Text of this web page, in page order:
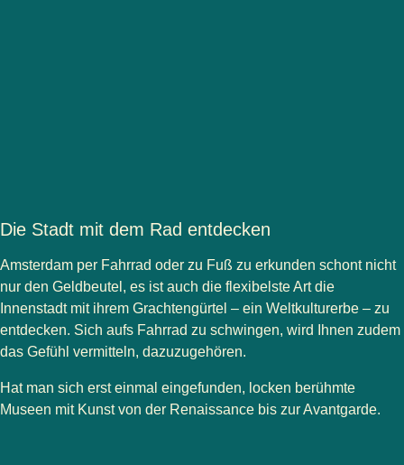
Die Stadt mit dem Rad entdecken
Amsterdam per Fahrrad oder zu Fuß zu erkunden schont nicht
nur den Geldbeutel, es ist auch die flexibelste Art die
Innenstadt mit ihrem Grachtengürtel – ein Weltkulturerbe – zu
entdecken. Sich aufs Fahrrad zu schwingen, wird Ihnen zudem
das Gefühl vermitteln, dazuzugehören.
Hat man sich erst einmal eingefunden, locken berühmte
Museen mit Kunst von der Renaissance bis zur Avantgarde.